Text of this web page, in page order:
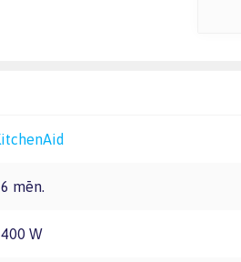
KitchenAid
36 mēn.
2400 W